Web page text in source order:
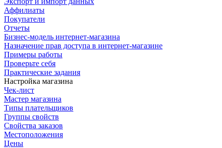
Аффилиаты
Покупатели
Отчеты
Бизнес-модель интернет-магазина
Назначение прав доступа в интернет-магазине
Примеры работы
Проверьте себя
Практические задания
Настройка магазина
Чек-лист
Мастер магазина
Типы плательщиков
Группы свойств
Свойства заказов
Местоположения
Цены